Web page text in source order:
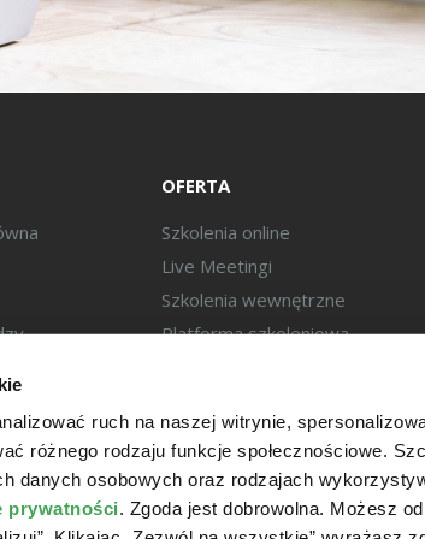
ruch na naszej witrynie,
różnego rodzaju funkcje społecznościowe.
danych osobowych oraz rodzajach
prywatności. Zgoda jest dobrowolna. Możesz
OFERTA
Szkolenia online
Live Meetingi
Szkolenia wewnętrzne
Platforma szkoleniowa